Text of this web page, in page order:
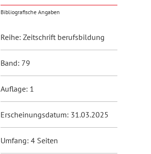
Bibliografische Angaben
Reihe: Zeitschrift berufsbildung
Band: 79
Auflage: 1
Erscheinungsdatum: 31.03.2025
Umfang: 4 Seiten